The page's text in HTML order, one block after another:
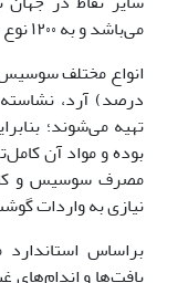
می‌باشد و به ۱۲۰۰ نوع می‌رسد‏ (1).
درصد) آرد،
تهیه می‌شوند؛
بوده و مواد آن
مصرف سوسیس و
نیازی به واردات
براساس